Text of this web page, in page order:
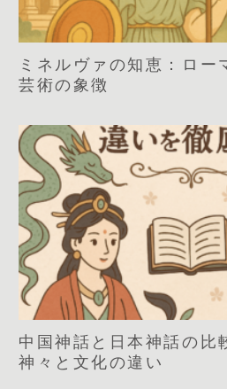
ミネルヴァの知恵：ロー
芸術の象徴
中国神話と日本神話の比
神々と文化の違い